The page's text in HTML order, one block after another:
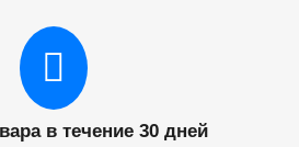
в течение 30 дней